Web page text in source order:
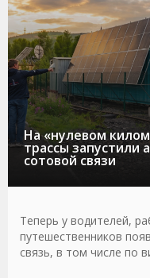
На «нулевом
трассы запустили
сотовой связи
Теперь у водителей,
путешественников
связь, в том числе по